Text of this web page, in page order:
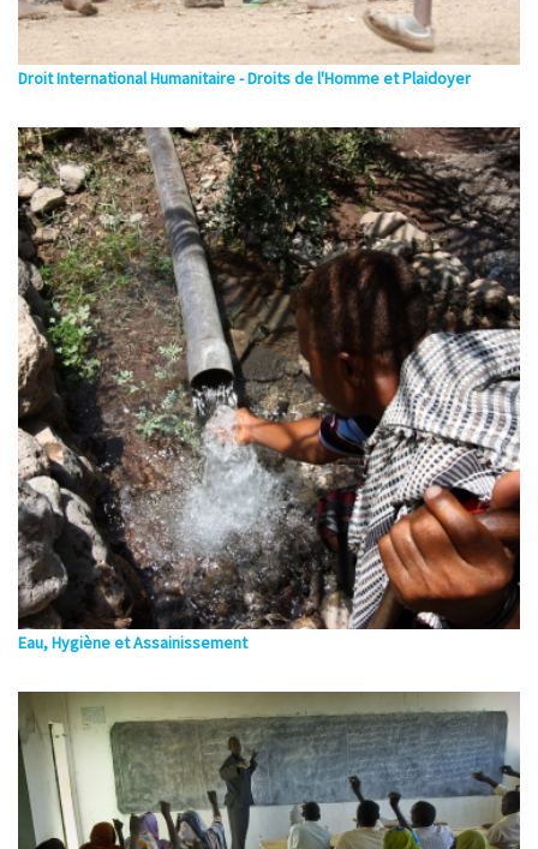
Droit International Humanitaire - Droits de l'Homme et Plaidoyer
Eau, Hygiène et Assainissement